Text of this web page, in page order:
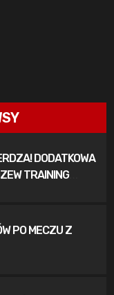
DODATKOWA
TRAINING
PO MECZU Z